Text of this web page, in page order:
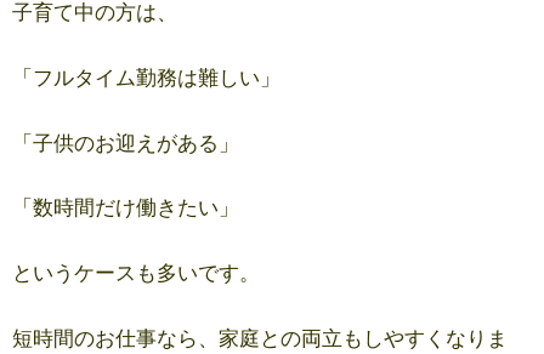
子育て中の方は、
「フルタイム勤務は難しい」
「子供のお迎えがある」
「数時間だけ働きたい」
というケースも多いです。
短時間のお仕事なら、家庭との両立もしやすくなりま